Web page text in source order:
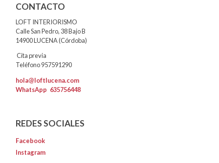
CONTACTO
LOFT INTERIORISMO
Calle San Pedro, 38 Bajo B
14900 LUCENA (Córdoba)
Cita previa
Teléfono 957591290
hola@loftlucena.com
WhatsApp 635756448
REDES SOCIALES
Facebook
Instagram